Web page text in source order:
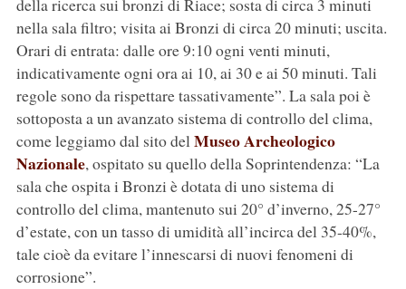
della ricerca sui bronzi di Riace; sosta di circa 3 minuti
nella sala filtro; visita ai Bronzi di circa 20 minuti; uscita.
Orari di entrata: dalle ore 9:10 ogni venti minuti,
indicativamente ogni ora ai 10, ai 30 e ai 50 minuti. Tali
regole sono da rispettare tassativamente”. La sala poi è
sottoposta a un avanzato sistema di controllo del clima,
come leggiamo dal sito delMuseo Archeologico
Nazionale, ospitato su quello della Soprintendenza: “La
sala che ospita i Bronzi è dotata di uno sistema di
controllo del clima, mantenuto sui 20° d’inverno, 25-27°
d’estate, con un tasso di umidità all’incirca del 35-40%,
tale cioè da evitare l’innescarsi di nuovi fenomeni di
corrosione”.